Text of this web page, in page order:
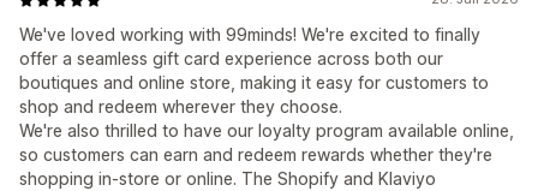
We've loved working with 99minds! We're excited to finally
offer a seamless gift card experience across both our
boutiques and online store, making it easy for customers to
shop and redeem wherever they choose.
We're also thrilled to have our loyalty program available online,
so customers can earn and redeem rewards whether they're
shopping in-store or online. The Shopify and Klaviyo